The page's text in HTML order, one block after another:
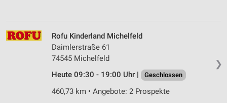
❯
Rofu Kinderland Michelfeld
Daimlerstraße 61
74545 Michelfeld
Heute 09:30 - 19:00 Uhr |
Geschlossen
460,73 km • Angebote: 2 Prospekte